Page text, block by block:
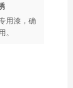
用漆，确
。